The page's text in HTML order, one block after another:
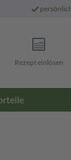
Rezept einlösen